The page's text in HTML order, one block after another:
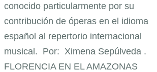
conocido particularmente por su
contribución de óperas en el idioma
español al repertorio internacional
musical. Por: Ximena Sepúlveda .
FLORENCIA EN EL AMAZONAS